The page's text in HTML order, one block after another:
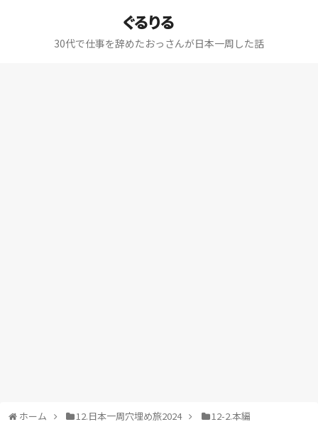
ぐるりる
30代で仕事を辞めたおっさんが日本一周した話
ホーム 12.日本一周穴埋め旅2024 12-2.本編